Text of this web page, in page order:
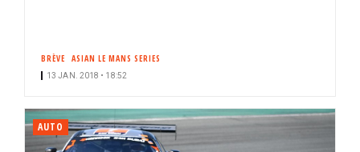
BRÈVE ASIAN LE MANS SERIES
13 JAN. 2018 • 18:52
AUTO